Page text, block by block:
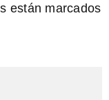
están marcados